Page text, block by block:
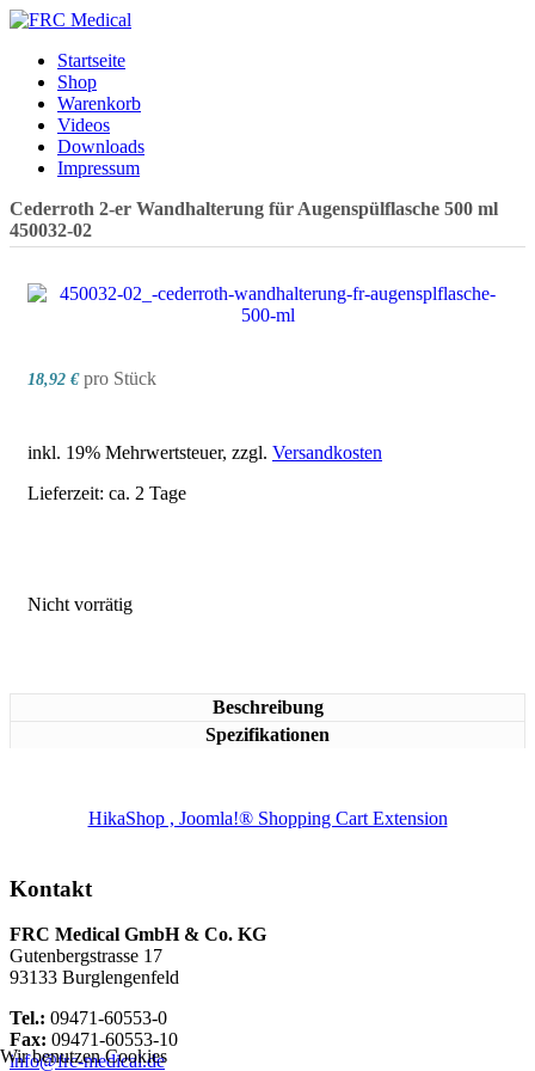
Startseite
Shop
Warenkorb
Videos
Downloads
Impressum
Cederroth 2-er Wandhalterung für Augenspülflasche 500 ml
450032-02
18,92 € pro Stück
inkl. 19% Mehrwertsteuer, zzgl. Versandkosten
Lieferzeit: ca. 2 Tage
Nicht vorrätig
Beschreibung
Spezifikationen
HikaShop , Joomla!® Shopping Cart Extension
Kontakt
FRC Medical GmbH & Co. KG
Gutenbergstrasse 17
93133 Burglengenfeld
Tel.: 09471-60553-0
Fax: 09471-60553-10
info@frc-medical.de
Wir benutzen Cookies